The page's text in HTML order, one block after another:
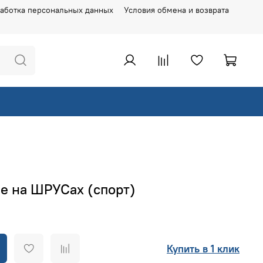
персональных данных Условия обмена и возврата
на ШРУСах (спорт)
Купить в 1 клик